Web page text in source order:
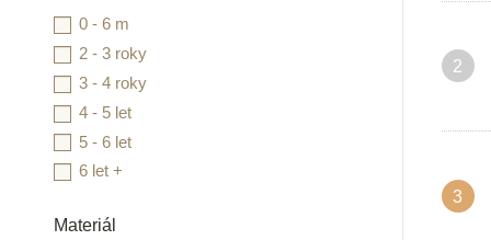
2
3
0 - 6 m
2 - 3 roky
3 - 4 roky
4 - 5 let
5 - 6 let
6 let +
Materiál